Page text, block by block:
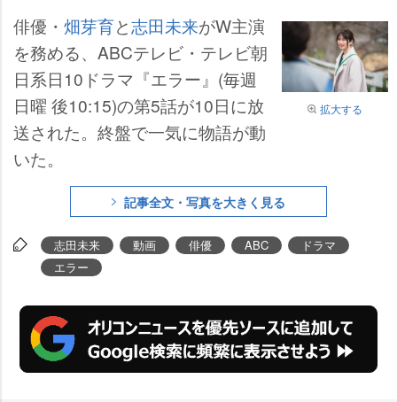
拡大する
俳優・ 畑芽育と志田未来がW主演
を務める、ABCテレビ・テレビ朝
日系日10ドラマ『エラー』(毎週
日曜 後10:15)の第5話が10日に放
送された。終盤で一気に物語が動
いた。
記事全文・写真を大きく見る
志田未来 動画 俳優 ABC
ドラマ
エラー